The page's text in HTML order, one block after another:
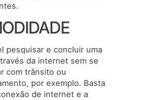
pesquisar e concluir uma
da internet sem se
com trânsito ou
por exemplo. Basta
de internet e a